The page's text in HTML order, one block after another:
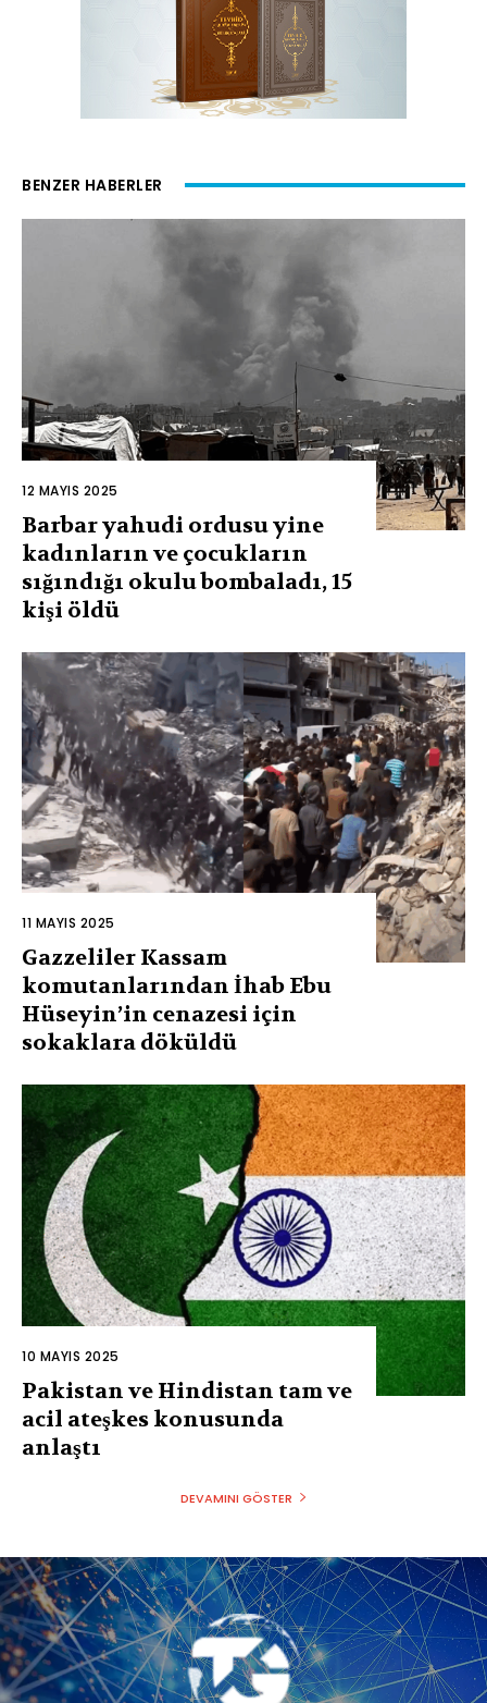
BENZER HABERLER
12 MAYIS 2025
Barbar yahudi ordusu yine
kadınların ve çocukların
sığındığı okulu bombaladı, 15
kişi öldü
11 MAYIS 2025
Gazzeliler Kassam
komutanlarından İhab Ebu
Hüseyin’in cenazesi için
sokaklara döküldü
10 MAYIS 2025
Pakistan ve Hindistan tam ve
acil ateşkes konusunda
anlaştı
DEVAMINI GÖSTER